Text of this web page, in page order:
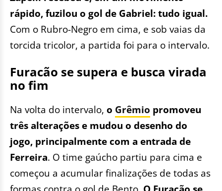
rápido, fuzilou o gol de Gabriel: tudo igual.
Com o Rubro-Negro em cima, e sob vaias da
torcida tricolor, a partida foi para o intervalo.
Furacão se supera e busca virada
no fim
Na volta do intervalo, o Grêmio promoveu
três alterações e mudou o desenho do
jogo, principalmente com a entrada de
Ferreira. O time gaúcho partiu para cima e
começou a acumular finalizações de todas as